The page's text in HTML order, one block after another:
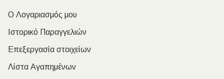
Ο Λογαριασμός μου
Ιστορικό Παραγγελιών
Επεξεργασία στοιχείων
Λίστα Αγαπημένων